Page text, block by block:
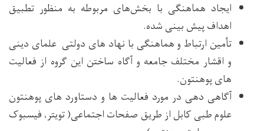
ایجاد هماهنگی با بخش‌های مربوطه به منظور تطبیق
اهداف پیش بینی شده.
تأمین ارتباط و هماهنگی با نهاد های دولتی علمای دینی
و اقشار مختلف جامعه و آگاه ساختن این گروه از فعالیت
های پوهنتون.
آگاهی دهی در مورد فعالیت ها و دستاورد های پوهنتون
علوم طبی کابل از طریق صفحات اجتماعی( تویتر، فیسبوک